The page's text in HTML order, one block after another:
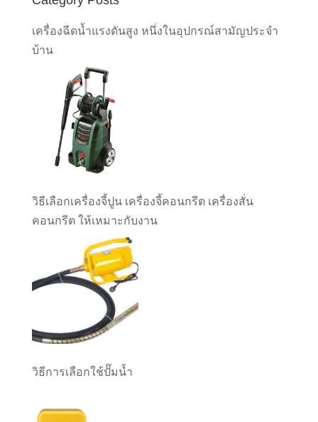
เครื่องฉีดน้ำแรงดันสูง หนึ่งในอุปกรณ์สามัญประจำ
บ้าน
วิธีเลือกเครื่องจี้ปูน เครื่องจี้คอนกรีต เครื่องสั่น
คอนกรีต ให้เหมาะกับงาน
วิธีการเลือกใช้ปั๊มน้ำ